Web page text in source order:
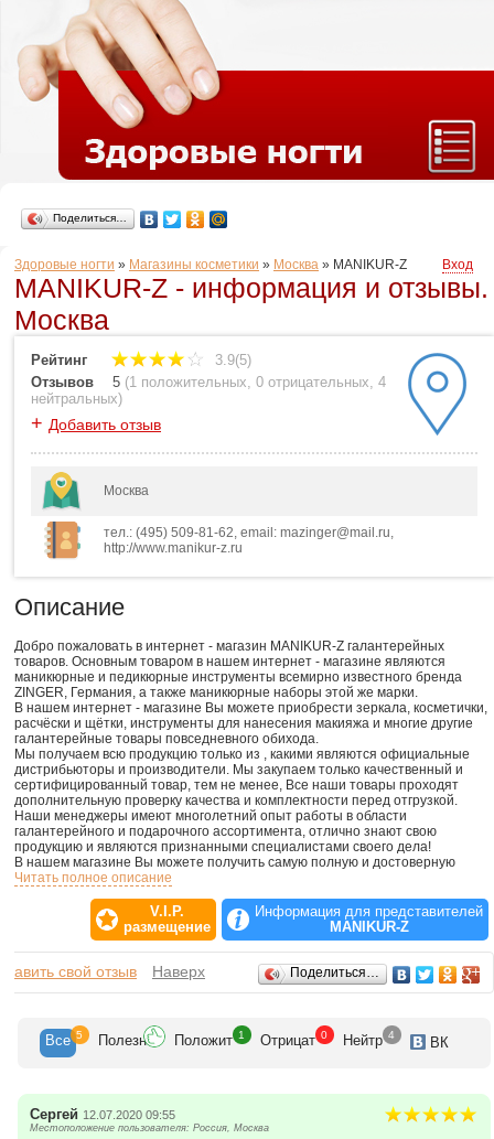
Поделиться…
Здоровые ногти » Магазины косметики » Москва » MANIKUR-Z Вход
MANIKUR-Z - информация и отзывы.
Москва
Рейтинг
3.9(5)
Отзывов
5 (1 положительных, 0 отрицательных, 4
нейтральных)
+ Добавить отзыв
Москва
тел.: (495) 509-81-62, email: mazinger@mail.ru,
http://www.manikur-z.ru
Описание
Добро пожаловать в интернет - магазин MANIKUR-Z галантерейных
товаров. Основным товаром в нашем интернет - магазине являются
маникюрные и педикюрные инструменты всемирно известного бренда
ZINGER, Германия, а также маникюрные наборы этой же марки.
В нашем интернет - магазине Вы можете приобрести зеркала, косметички,
расчёски и щётки, инструменты для нанесения макияжа и многие другие
галантерейные товары повседневного обихода.
Мы получаем всю продукцию только из , какими являются официальные
дистрибьюторы и производители. Мы закупаем только качественный и
сертифицированный товар, тем не менее, Все наши товары проходят
дополнительную проверку качества и комплектности перед отгрузкой.
Наши менеджеры имеют многолетний опыт работы в области
галантерейного и подарочного ассортимента, отлично знают свою
продукцию и являются признанными специалистами своего дела!
В нашем магазине Вы можете получить самую полную и достоверную
информацию о любом товаре.
интернет - магазине и рады будем видеть вас ещё раз!
Читать полное описание
V.I.P.
размещение
Информация для представителей
MANIKUR-Z
Отзывы
свой отзыв Наверх Поделиться…
Все 5 Полезн Положит 1 Отрицат 0 Нейтр 4 ВК
Сергей 12.07.2020 09:55
Местоположение пользователя: Россия, Москва